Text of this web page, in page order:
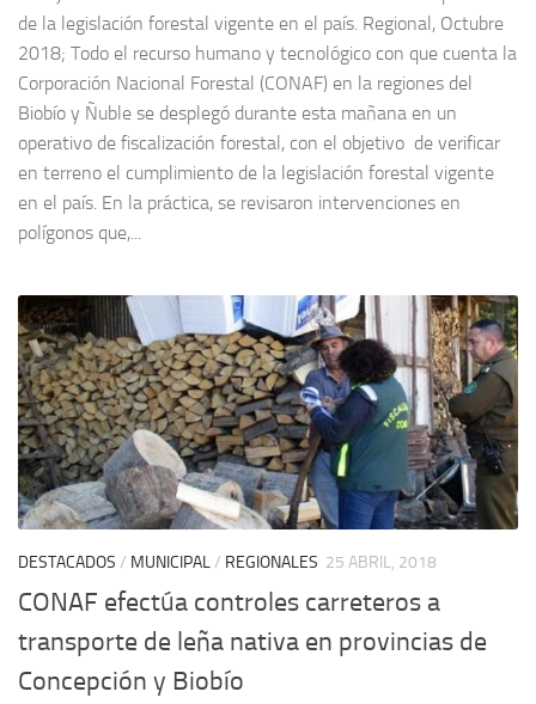
de la legislación forestal vigente en el país. Regional, Octubre
2018; Todo el recurso humano y tecnológico con que cuenta la
Corporación Nacional Forestal (CONAF) en la regiones del
Biobío y Ñuble se desplegó durante esta mañana en un
operativo de fiscalización forestal, con el objetivo de verificar
en terreno el cumplimiento de la legislación forestal vigente
en el país. En la práctica, se revisaron intervenciones en
polígonos que,...
DESTACADOS / MUNICIPAL/ REGIONALES 25 ABRIL, 2018
CONAF efectúa controles carreteros a
transporte de leña nativa en provincias de
Concepción y Biobío